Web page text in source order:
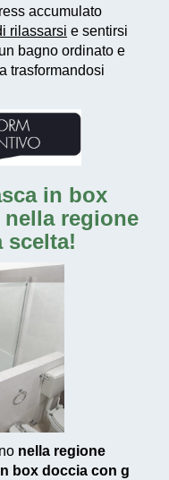
accumulato
rilassarsi e sentirsi
bagno ordinato e
trasformandosi
in box
regione
scelta!
nella regione
box doccia con g